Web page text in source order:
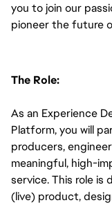
you to join our
pioneer the future
The Role:
As an Experience
Platform, you will
producers,
meaningful, high-
service. This role is
(live) product,